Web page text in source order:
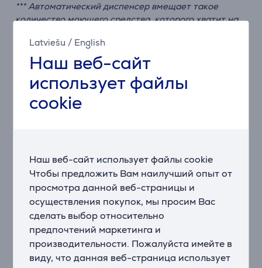
Latviešu / English
Наш веб-сайт
использует файлы
cookie
Наш веб-сайт использует файлы cookie
Чтобы предложить Вам наилучший опыт от
просмотра данной веб-страницы и
осуществления покупок, мы просим Вас
сделать выбор относительно
предпочтений маркетинга и
производительности. Пожалуйста имейте в
виду, что данная веб-страница использует
*** Автоматический диспенсер вмещает такое
количество моющего средства, которого хватит на
стирается две-три загрузки (5 кг). Может
варьироваться в зависимости от нагрузки и
настроек.
Приложение SMARTTHINGS
Наслаждайтесь эффективной стиркой при помощи
Auto Cycle Link помогает выбрать оптимальную
программу сушки после стирки.
* Доступно на устройствах Android и iOS. Требуется
соединение Wi-Fi и учетная запись Samsung.
Сохраняет пользовательскую информацию,
предпочтения и привычки использования, чтобы
рекомендовать более полезные варианты.
** Пользователь несет ответственность за все
последствия, включая, помимо прочего, ущерб,